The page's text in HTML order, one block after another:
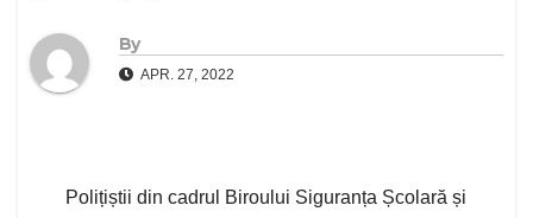
By
APR. 27, 2022
Polițiștii din cadrul Biroului Siguranța Școlară și